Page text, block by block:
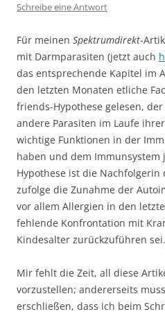
Schreibe eine Antwort
Für meinen Spektrumdirekt-
mit Darmparasiten (jetzt auch
das entsprechende Kapitel im
den letzten Monaten etliche
friends-Hypothese gelesen,
andere Parasiten im Laufe
wichtige Funktionen in der
haben und dem Immunsystem
Hypothese ist die Nachfolgerin
zufolge die Zunahme der
vor allem Allergien in den
fehlende Konfrontation mit
Kindesalter zurückzuführen
Mir fehlt die Zeit, all diese
vorzustellen; andererseits
erschließen, dass ich beim